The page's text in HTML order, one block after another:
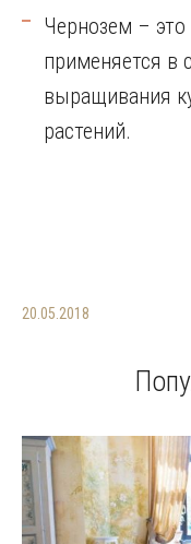
Чернозем – это
применяется в
выращивания
растений.
20.05.2018